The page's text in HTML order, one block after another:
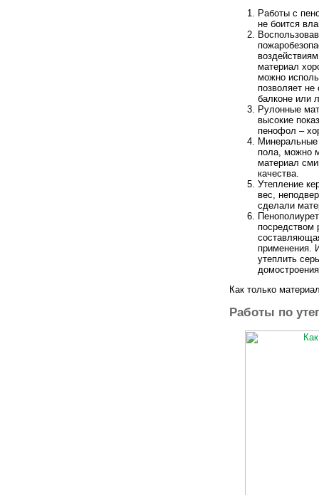
Работы с
не боится
материал
можно
позволяет не
балконе или
Рулонные
высокие
пенофол –
Минеральные
пола, можно
материал
качества.
Утепление
вес,
сделали
посредством
применения.
утеплить
Как только
Работы по